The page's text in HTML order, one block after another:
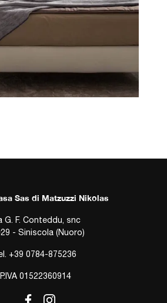
Sas di Matzuzzi Nikolas
G. F. Conteddu, snc
- Siniscola (Nuoro)
+39 0784-875236
P.IVA 01522360914